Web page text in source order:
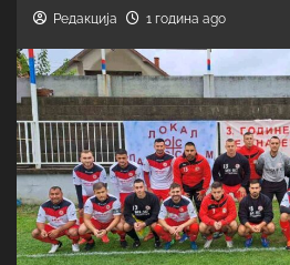
Редакција 1 година ago